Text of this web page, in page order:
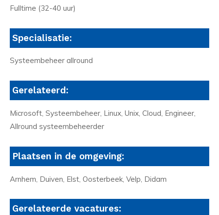
Fulltime (32-40 uur)
Specialisatie:
Systeembeheer allround
Gerelateerd:
Microsoft, Systeembeheer, Linux, Unix, Cloud, Engineer,
Allround systeembeheerder
Plaatsen in de omgeving:
Arnhem, Duiven, Elst, Oosterbeek, Velp, Didam
Gerelateerde vacatures: